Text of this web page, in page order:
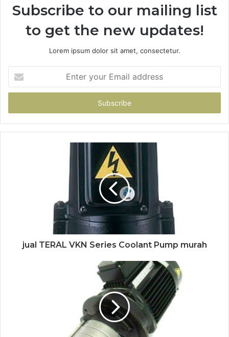
Subscribe to our mailing list
to get the new updates!
Lorem ipsum dolor sit amet, consectetur.
your
Email
jual TERAL VKN Series Coolant Pump murah